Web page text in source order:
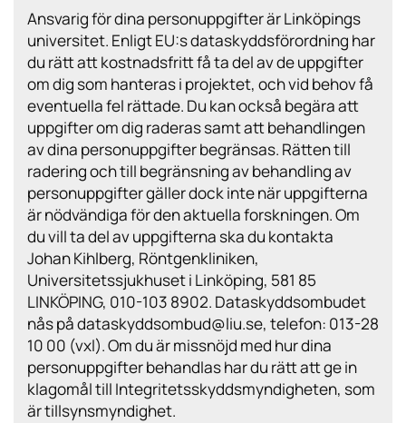
Ansvarig för dina personuppgifter är Linköpings
universitet. Enligt EU:s dataskyddsförordning har
du rätt att kostnadsfritt få ta del av de uppgifter
om dig som hanteras i projektet, och vid behov få
eventuella fel rättade. Du kan också begära att
uppgifter om dig raderas samt att behandlingen
av dina personuppgifter begränsas. Rätten till
radering och till begränsning av behandling av
personuppgifter gäller dock inte när uppgifterna
är nödvändiga för den aktuella forskningen. Om
du vill ta del av uppgifterna ska du kontakta
Johan Kihlberg, Röntgenkliniken,
Universitetssjukhuset i Linköping, 581 85
LINKÖPING, 010-103 8902. Dataskyddsombudet
nås på dataskyddsombud@liu.se, telefon: 013-28
10 00 (vxl). Om du är missnöjd med hur dina
personuppgifter behandlas har du rätt att ge in
klagomål till Integritetsskyddsmyndigheten, som
är tillsynsmyndighet.